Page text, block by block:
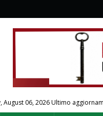
August 06, 2026Ultimo